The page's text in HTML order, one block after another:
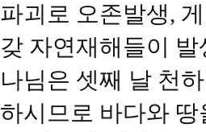
파괴로 오존발생,
갖 자연재해들이
나님은 셋째 날 천
하시므로 바다와